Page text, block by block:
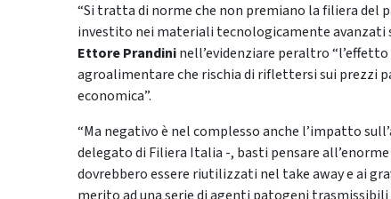
“Si tratta di norme che non premiano la filiera del
investito nei materiali tecnologicamente avanzati
Ettore Prandininell’evidenziare peraltro
agroalimentare che rischia di riflettersi sui prezzi
economica”.
“Ma negativo è nel complesso anche l’impatto
delegato di Filiera Italia -, basti pensare
dovrebbero essere riutilizzati nel take away e ai